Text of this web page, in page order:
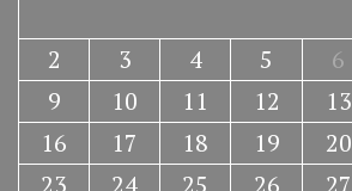
2
3 4 5 6
9
10 11 12 13
16
17 18 19 20
23
24 25 26 27